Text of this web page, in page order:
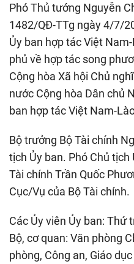
Phó Thủ tướng Nguyễn
1482/QĐ-TTg ngày 4/7/
Ủy ban hợp tác Việt
phủ về hợp tác song
Cộng hòa Xã hội Chủ
nước Cộng hòa Dân chủ
ban hợp tác Việt Nam-
Bộ trưởng Bộ Tài chính
tịch Ủy ban. Phó Chủ
Tài chính Trần Quốc
Cục/Vụ của Bộ Tài chính.
Các Ủy viên Ủy ban: Thứ
Bộ, cơ quan: Văn phòng
phòng, Công an, Giáo